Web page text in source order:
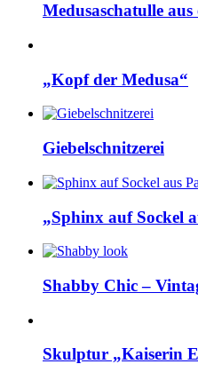
Medusaschatulle
„Kopf der Medusa“
Giebelschnitzerei
„Sphinx auf Sockel
Shabby Chic –
Skulptur „Kaiserin